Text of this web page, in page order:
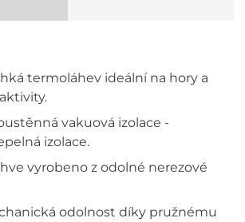
termoláhev ideální na hory a
vakuová izolace -
izolace.
vyrobeno z odolné nerezové
odolnost díky pružnému